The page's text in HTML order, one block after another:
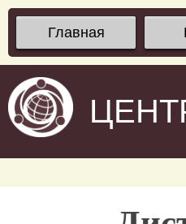
Главная